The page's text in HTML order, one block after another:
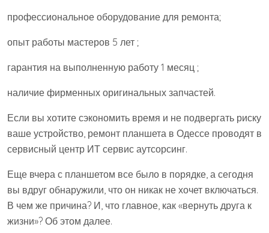
профессиональное оборудование для ремонта;
опыт работы мастеров 5 лет ;
гарантия на выполненную работу 1 месяц ;
наличие фирменных оригинальных запчастей.
Если вы хотите сэкономить время и не подвергать риску
ваше устройство, ремонт планшета в Одессе проводят в
сервисный центр ИТ сервис аутсорсинг.
Еще вчера с планшетом все было в порядке, а сегодня
вы вдруг обнаружили, что он никак не хочет включаться.
В чем же причина? И, что главное, как «вернуть друга к
жизни»? Об этом далее.